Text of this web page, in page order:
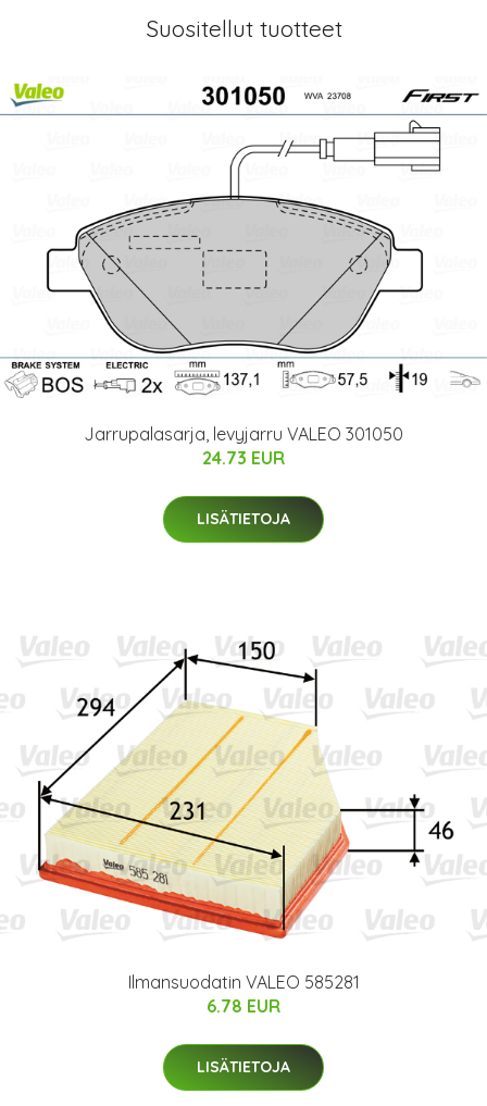
Suositellut tuotteet
Jarrupalasarja, levyjarru VALEO 301050
24.73 EUR
LISÄTIETOJA
Ilmansuodatin VALEO 585281
6.78 EUR
LISÄTIETOJA